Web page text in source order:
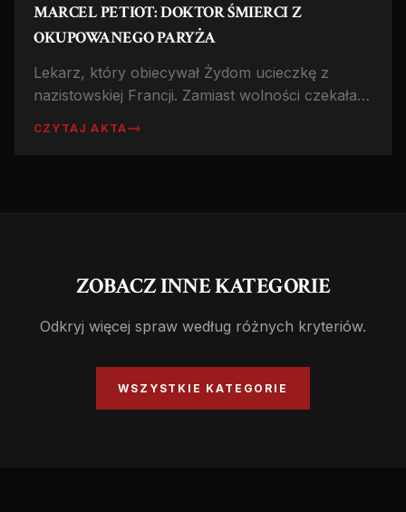
MARCEL PETIOT: DOKTOR ŚMIERCI Z
OKUPOWANEGO PARYŻA
Lekarz, który obiecywał Żydom ucieczkę z
nazistowskiej Francji. Zamiast wolności czekała
CZYTAJ AKTA
ZOBACZ INNE KATEGORIE
Odkryj więcej spraw według różnych kryteriów.
WSZYSTKIE KATEGORIE